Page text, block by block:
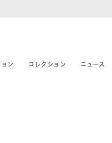
ン コレクション ニュース